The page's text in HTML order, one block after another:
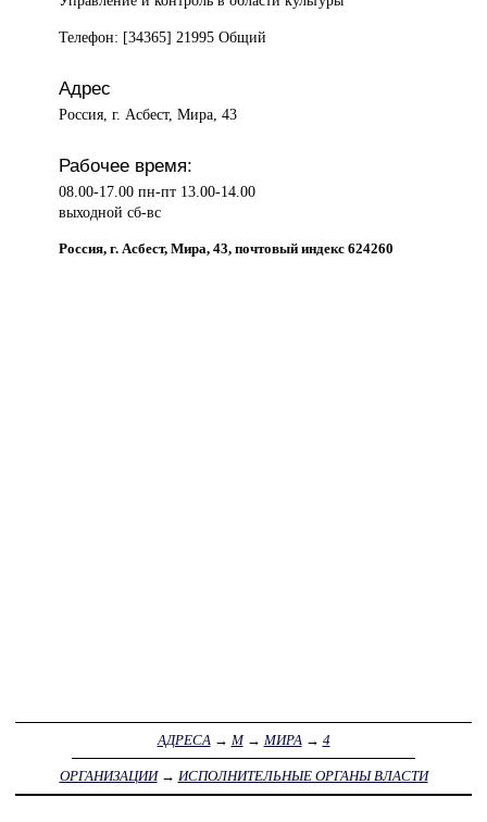
Телефон: [34365] 21995 Общий
Адрес
Россия, г. Асбест, Мира, 43
Рабочее время:
08.00-17.00 пн-пт 13.00-14.00
выходной сб-вс
Россия, г. Асбест, Мира, 43, почтовый индекс 624260
АДРЕСА→ М→ МИРА→ 4
ОРГАНИЗАЦИИ→ ИСПОЛНИТЕЛЬНЫЕ ОРГАНЫ ВЛАСТИ